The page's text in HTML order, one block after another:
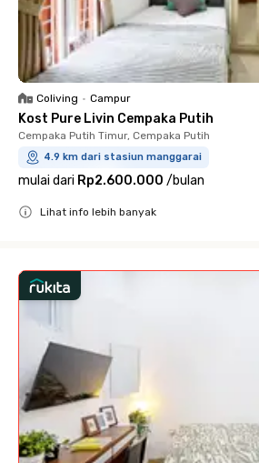
Coliving • Campur
Kost Pure Livin Cempaka Putih
Cempaka Putih Timur, Cempaka Putih
4.9 km dari stasiun manggarai
mulai dari Rp2.600.000 /bulan
Lihat info lebih banyak